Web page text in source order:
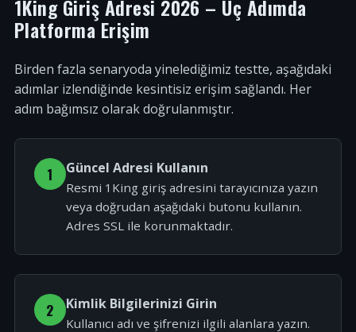
1King Giriş Adresi 2026 – Üç Adımda
Platforma Erişim
Birden fazla senaryoda yinelediğimiz testte, aşağıdaki
adımlar izlendiğinde kesintisiz erişim sağlandı. Her
adım bağımsız olarak doğrulanmıştır.
1 Güncel Adresi Kullanın
Resmi 1King giriş adresini tarayıcınıza yazın
veya doğrudan aşağıdaki butonu kullanın.
Adres SSL ile korunmaktadır.
2 Kimlik Bilgilerinizi Girin
Kullanıcı adı ve şifrenizi ilgili alanlara yazın.